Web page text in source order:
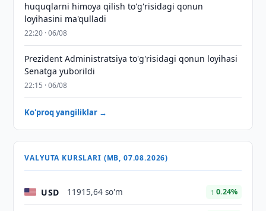
huquqlarni himoya qilish to'g'risidagi qonun
loyihasini ma'qulladi
22:20 · 06/08
Prezident Administratsiya to'g'risidagi qonun loyihasi
Senatga yuborildi
22:15 · 06/08
Ko'proq yangiliklar →
VALYUTA KURSLARI (MB, 07.08.2026)
USD 11915,64 so'm ↑ 0.24%